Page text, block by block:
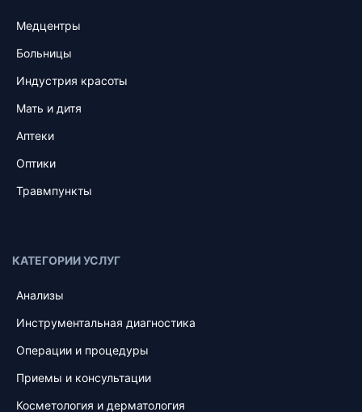
Медцентры
Больницы
Индустрия красоты
Мать и дитя
Аптеки
Оптики
Травмпункты
КАТЕГОРИИ УСЛУГ
Анализы
Инструментальная диагностика
Операции и процедуры
Приемы и консультации
Косметология и дерматология